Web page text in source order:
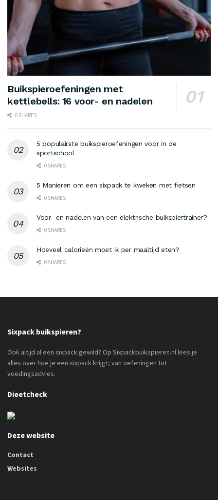
Buikspieroefeningen met
kettlebells: 16 voor- en nadelen
0 SHARES
5 populairste buikspieroefeningen voor in de
sportschool
0 SHARES
5 Manieren om een sixpack te kweken met fietsen
0 SHARES
Voor- en nadelen van een elektrische buikspiertrainer?
0 SHARES
Hoeveel calorieën moet ik per maaltijd eten?
0 SHARES
Sixpack buikspieren?
Ook altijd al een sixpack gewild? Op Sixpackbuikspieren.nl lees je
alles over hoe je een sixpack krijgt; van oefeningen tot
voedingsadvies.
Dieetcheck
Deze website
Contact
Websites